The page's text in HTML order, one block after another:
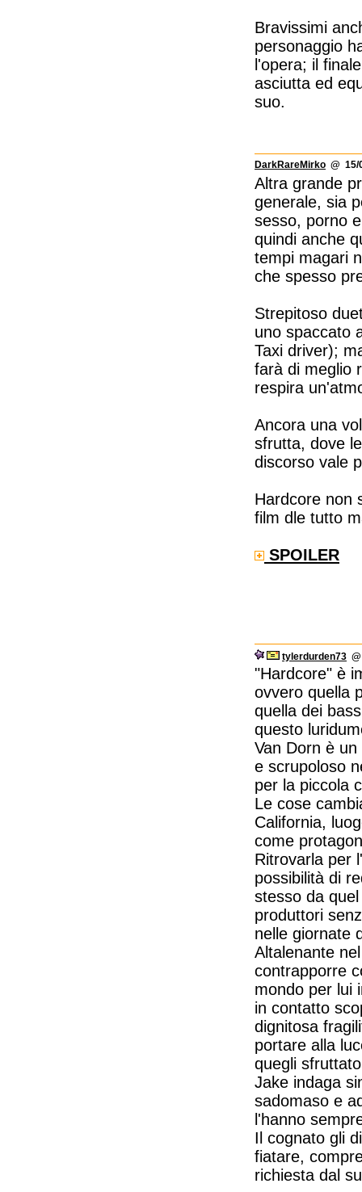
Bravissimi
personaggio
l'opera; il
asciutta ed
suo.
DarkRareMirko @ 15/
Altra grande
generale, sia
sesso, porno
quindi anche
tempi magari
che spesso
Strepitoso
uno spaccato
Taxi driver);
farà di meglio
respira
Ancora una
sfrutta, dove
discorso vale
Hardcore non
film dle tutto
SPOILER
tylerdurden73
"Hardcore" è
ovvero quella
quella dei
questo
Van Dorn è
e scrupoloso
per la piccola
Le cose
California,
come
Ritrovarla per
possibilità di
stesso da
produttori
nelle giornate
Altalenante
contrapporre
mondo per lui
in contatto
dignitosa
portare alla
quegli
Jake indaga
sadomaso e
l'hanno
Il cognato gli
fiatare,
richiesta dal